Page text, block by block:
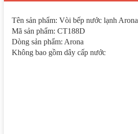
Tên sản phẩm: Vòi bếp nước lạnh Arona
Mã sản phẩm: CT188D
Dòng sản phẩm: Arona
Không bao gồm dây cấp nước